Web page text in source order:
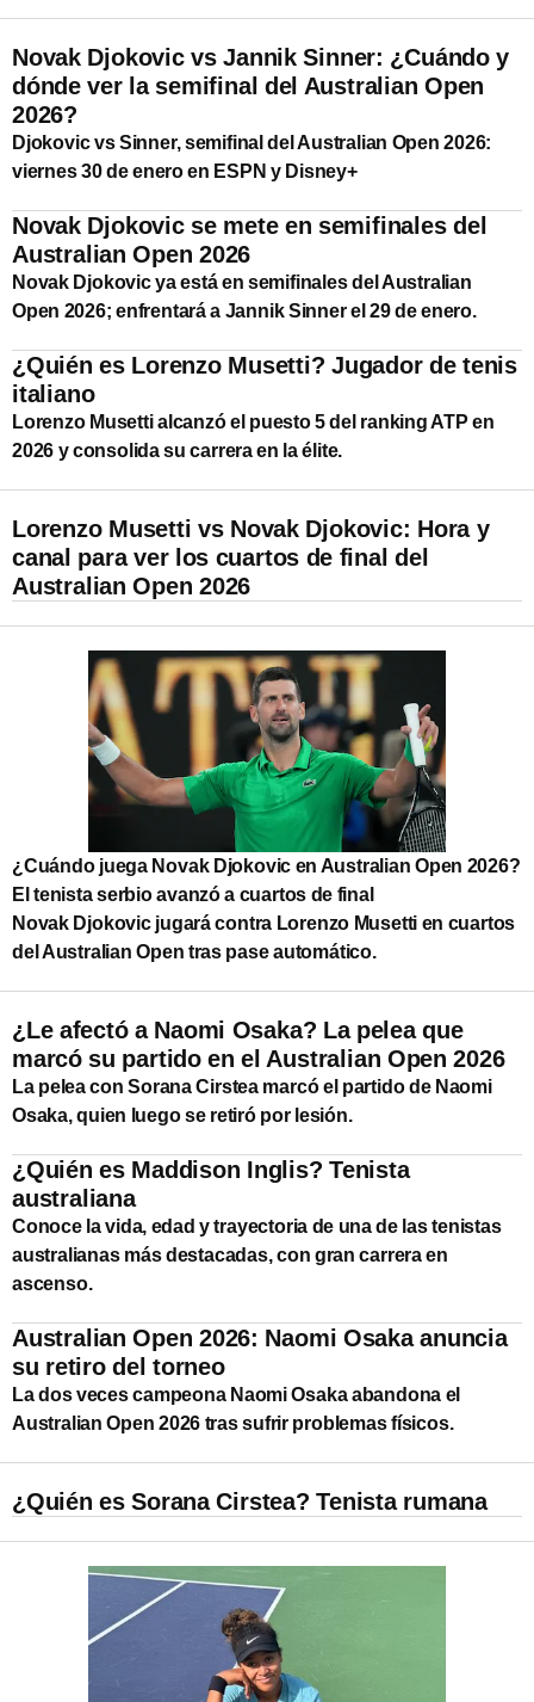
Novak Djokovic vs Jannik Sinner: ¿Cuándo y
dónde ver la semifinal del Australian Open
2026?
Djokovic vs Sinner, semifinal del Australian Open 2026:
viernes 30 de enero en ESPN y Disney+
Novak Djokovic se mete en semifinales del
Australian Open 2026
Novak Djokovic ya está en semifinales del Australian
Open 2026; enfrentará a Jannik Sinner el 29 de enero.
¿Quién es Lorenzo Musetti? Jugador de tenis
italiano
Lorenzo Musetti alcanzó el puesto 5 del ranking ATP en
2026 y consolida su carrera en la élite.
Lorenzo Musetti vs Novak Djokovic: Hora y
canal para ver los cuartos de final del
Australian Open 2026
¿Cuándo juega Novak Djokovic en Australian Open 2026?
El tenista serbio avanzó a cuartos de final
Novak Djokovic jugará contra Lorenzo Musetti en cuartos
del Australian Open tras pase automático.
¿Le afectó a Naomi Osaka? La pelea que
marcó su partido en el Australian Open 2026
La pelea con Sorana Cirstea marcó el partido de Naomi
Osaka, quien luego se retiró por lesión.
¿Quién es Maddison Inglis? Tenista
australiana
Conoce la vida, edad y trayectoria de una de las tenistas
australianas más destacadas, con gran carrera en
ascenso.
Australian Open 2026: Naomi Osaka anuncia
su retiro del torneo
La dos veces campeona Naomi Osaka abandona el
Australian Open 2026 tras sufrir problemas físicos.
¿Quién es Sorana Cirstea? Tenista rumana